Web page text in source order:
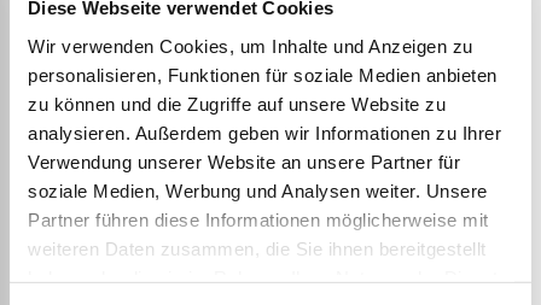
Diese Webseite verwendet Cookies
Wir verwenden Cookies, um Inhalte und Anzeigen zu
personalisieren, Funktionen für soziale Medien anbieten
zu können und die Zugriffe auf unsere Website zu
analysieren. Außerdem geben wir Informationen zu Ihrer
Verwendung unserer Website an unsere Partner für
soziale Medien, Werbung und Analysen weiter. Unsere
Partner führen diese Informationen möglicherweise mit
weiteren Daten zusammen, die Sie ihnen bereitgestellt
Übungs-Baseball (6 Stk.)
Der perfekte Baseball, um das Spiel zu erlernen.
Franklins Soft Strike Hollow Core Technologie
bietet den leichtesten Ball, der für einen offiziellen